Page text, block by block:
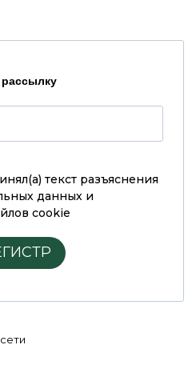
рассылку
текст разъяснения
данных и
cookie